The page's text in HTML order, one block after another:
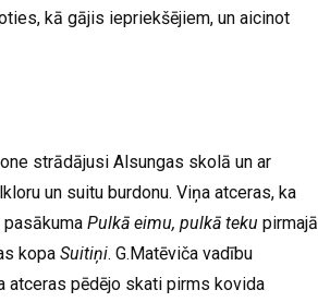
kā gājis iepriekšējiem, un aicinot
strādājusi Alsungas skolā un ar
un suitu burdonu. Viņa atceras, ka
Pulkā eimu, pulkā teku pirmajā
kopa Suitiņi. G.Matēviča vadību
atceras pēdējo skati pirms kovida